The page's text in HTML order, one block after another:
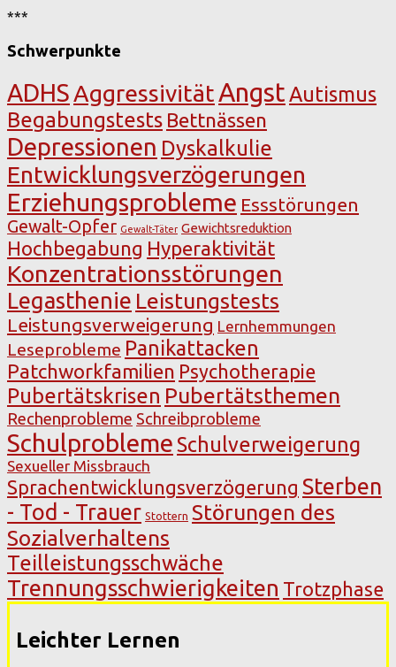
***
Schwerpunkte
ADHS AggressivitätAngst Autismus
Begabungstests Bettnässen
Depressionen Dyskalkulie
Entwicklungsverzögerungen
Erziehungsprobleme Essstörungen
Gewalt-Opfer Gewalt-Täter Gewichtsreduktion
Hochbegabung Hyperaktivität
Konzentrationsstörungen
Legasthenie Leistungstests
Leistungsverweigerung Lernhemmungen
Leseprobleme Panikattacken
Patchworkfamilien Psychotherapie
Pubertätskrisen Pubertätsthemen
Rechenprobleme Schreibprobleme
Schulprobleme Schulverweigerung
Sexueller Missbrauch
Sprachentwicklungsverzögerung Sterben
- Tod - Trauer Stottern Störungen des
Sozialverhaltens
Teilleistungsschwäche
Trennungsschwierigkeiten Trotzphase
Leichter Lernen